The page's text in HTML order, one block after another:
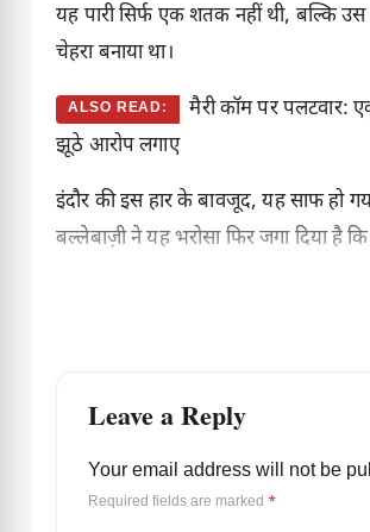
यह पारी सिर्फ एक शतक नहीं थी, बल्कि
चेहरा बनाया था।
ALSO READ:
मैरी कॉम पर पलटवार:
झूठे आरोप लगाए
इंदौर की इस हार के बावजूद, यह साफ हो
बल्लेबाज़ी ने यह भरोसा फिर जगा दिया
Leave a Reply
Your email address will not be
Required fields are marked *